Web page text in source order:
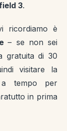
3.
ricordiamo è
– se non sei
gratuita di 30
visitare la
a tempo per
in prima